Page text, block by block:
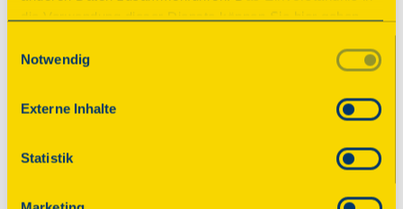
die Verwendung dieser Dienste können Sie hier geben.
unserer Datenschutzerklärung. Durch Anklicken der
einzelner Cookies (Kategorien) in
den Einstellungen erteilen Sie uns Ihre Einwilligung zur
Verarbeitung Ihrer Daten zu den jeweiligen Zwecken. Die
Einwilligung ist freiwillig, für die Nutzung des
Notwendig
Externe Inhalte
Statistik
Bockwindmühle bieten wir den Besuchern einen
13:00 bis 15:00 Uhr kann die Bockwindmühle
Informationen erhalten Sie über den